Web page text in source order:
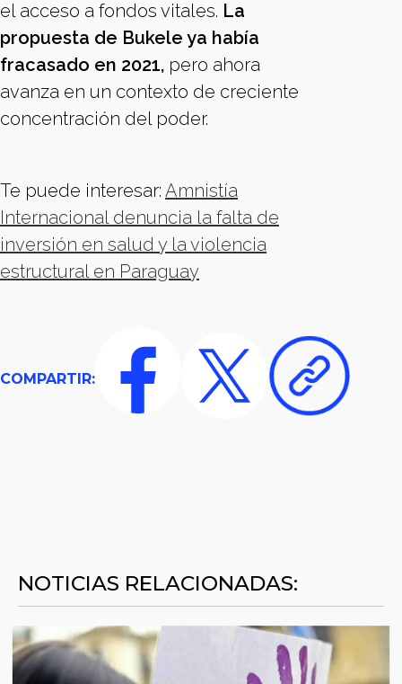
el acceso a fondos vitales. La
propuesta de Bukele ya había
fracasado en 2021, pero ahora
avanza en un contexto de creciente
concentración del poder.
Te puede interesar: Amnistía
Internacional denuncia la falta de
inversión en salud y la violencia
estructural en Paraguay
COMPARTIR:
NOTICIAS RELACIONADAS: